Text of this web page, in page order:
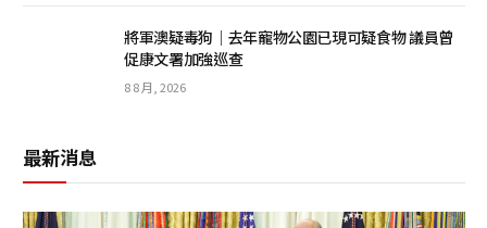
將軍澳疑毒狗│去年寵物公園已現可疑食物 議員曾
促康文署加強巡查
8 8 月, 2026
最新消息